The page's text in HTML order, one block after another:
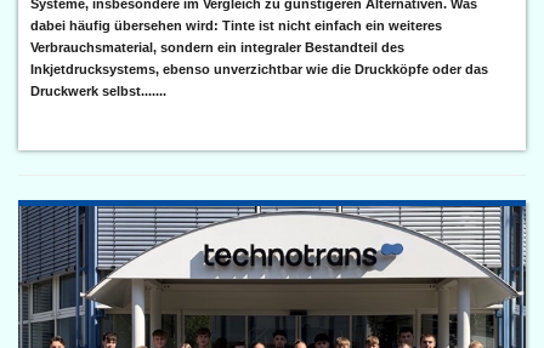
Systeme, insbesondere im Vergleich zu günstigeren Alternativen. Was
dabei häufig übersehen wird: Tinte ist nicht einfach ein weiteres
Verbrauchsmaterial, sondern ein integraler Bestandteil des
Inkjetdrucksystems, ebenso unverzichtbar wie die Druckköpfe oder das
Druckwerk selbst.......